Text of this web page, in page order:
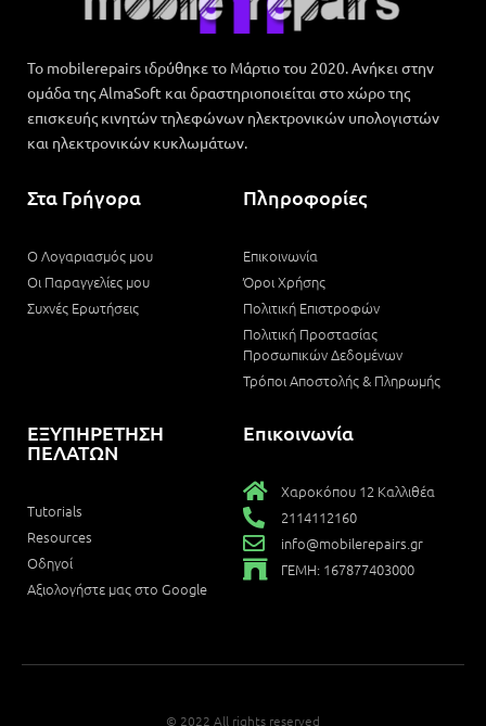
Το mobilerepairs ιδρύθηκε το Μάρτιο του 2020. Ανήκει στην
ομάδα της AlmaSoft και δραστηριοποιείται στο χώρο της
επισκευής κινητών τηλεφώνων ηλεκτρονικών υπολογιστών
και ηλεκτρονικών κυκλωμάτων.
Στα Γρήγορα
Ο Λογαριασμός μου
Οι Παραγγελίες μου
Συχνές Ερωτήσεις
Πληροφορίες
Επικοινωνία
Όροι Χρήσης
Πολιτική Επιστροφών
Πολιτική Προστασίας
Προσωπικών Δεδομένων
Τρόποι Αποστολής & Πληρωμής
ΕΞΥΠΗΡΕΤΗΣΗ
ΠΕΛΑΤΩΝ
Tutorials
Resources
Οδηγοί
Αξιολογήστε μας στο Google
Επικοινωνία
Χαροκόπου 12 Καλλιθέα
2114112160
info@mobilerepairs.gr
ΓΕΜΗ: 167877403000
© 2022 All rights reserved